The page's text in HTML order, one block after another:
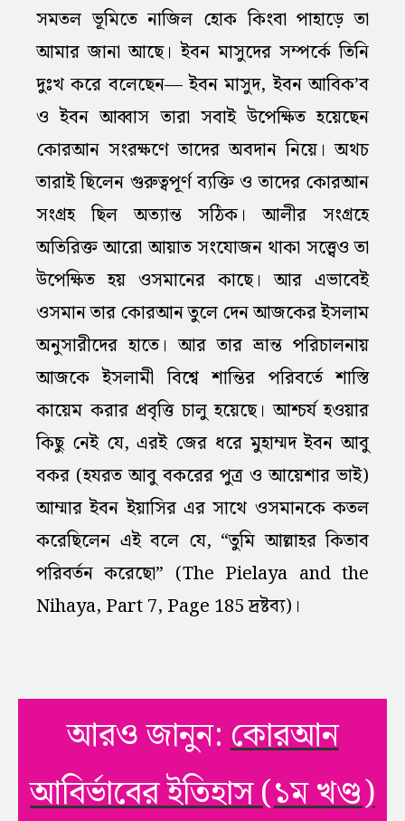
সমতল ভূমিতে নাজিল হোক কিংবা পাহাড়ে তা
আমার জানা আছে। ইবন মাসুদের সম্পর্কে তিনি
দুঃখ করে বলেছেন— ইবন মাসুদ, ইবন আবিক’ব
ও ইবন আব্বাস তারা সবাই উপেক্ষিত হয়েছেন
কোরআন সংরক্ষণে তাদের অবদান নিয়ে। অথচ
তারাই ছিলেন গুরুত্বপূর্ণ ব্যক্তি ও তাদের কোরআন
সংগ্রহ ছিল অত্যান্ত সঠিক। আলীর সংগ্রহে
অতিরিক্ত আরো আয়াত সংযোজন থাকা সত্ত্বেও তা
উপেক্ষিত হয় ওসমানের কাছে। আর এভাবেই
ওসমান তার কোরআন তুলে দেন আজকের ইসলাম
অনুসারীদের হাতে। আর তার ভ্রান্ত পরিচালনায়
আজকে ইসলামী বিশ্বে শান্তির পরিবর্তে শাস্তি
কায়েম করার প্রবৃত্তি চালু হয়েছে। আশ্চর্য হওয়ার
কিছু নেই যে, এরই জের ধরে মুহাম্মদ ইবন আবু
বকর (হযরত আবু বকরের পুত্র ও আয়েশার ভাই)
আম্মার ইবন ইয়াসির এর সাথে ওসমানকে কতল
করেছিলেন এই বলে যে, “তুমি আল্লাহর কিতাব
পরিবর্তন করেছো” (The Pielaya and the
Nihaya, Part 7, Page 185 দ্রষ্টব্য)।
আরও জানুন:কোরআন
আবির্ভাবের ইতিহাস (১ম খণ্ড)